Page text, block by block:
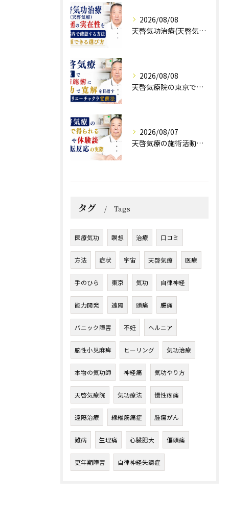
2026/08/08
天啓気功治療(天啓気療)と財団の実在性を東京都内で確認する方法と信頼できる選び方
2026/08/08
天啓気療院の東京で難病施術に気功で寛解を目指すクンダリニーチャクラ覚醒法
2026/08/07
天啓気療の施術活動で得られる効果や体験談と好転反応の実際
タグ Tags
医療気功 瞑想 治療 口コミ
方法 症状 宇宙 天啓気療 医療
手のひら 東京 気功 自律神経
能力開発 遠隔 頭痛 腰痛
パニック障害 不妊 ヘルニア
脳性小児麻痺 ヒーリング 気功治療
本物の気功師 神経痛 気功やり方
天啓気療院 気功療法 慢性疼痛
遠隔治療 線維筋痛症 腫瘍がん
難病 生理痛 心臓肥大 偏頭痛
更年期障害 自律神経失調症